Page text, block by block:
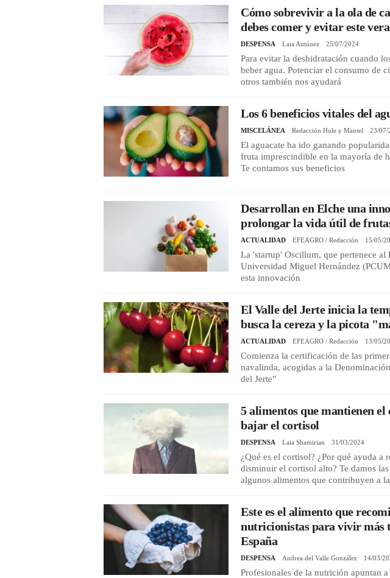
Cómo sobrevivir a la ola de
debes comer y evitar este
DESPENSA Laia Antúnez 25/07/2024
Para evitar la deshidratación cuando
beber agua. Potenciar el consumo de
otros también nos ayudará
Los 6 beneficios vitales del
MISCELÁNEA Redacción Hule y Mantel 23/07/
El aguacate ha ido ganando
fruta imprescindible en la mayoría de
Te contamos sus beneficios
Desarrollan en Elche una
prolongar la vida útil de
ACTUALIDAD EFEAGRO / Redacción 15/05/
La 'startup' Oscillum, que pertenece al
Universidad Miguel Hernández
esta innovación
El Valle del Jerte inicia la
busca la cereza y la picota
ACTUALIDAD EFEAGRO / Redacción 13/05/
Comienza la certificación de las
navalinda, acogidas a la
del Jerte"
5 alimentos que mantienen el
bajar el cortisol
DESPENSA Laia Shamirian 31/03/2024
¿Qué es el cortisol? ¿Por qué ayuda a
disminuir el cortisol alto? Te damos
algunos alimentos que contribuyen a
Este es el alimento que
nutricionistas para vivir más
España
DESPENSA Andrea del Valle González 14/03/
Profesionales de la nutrición apuntan